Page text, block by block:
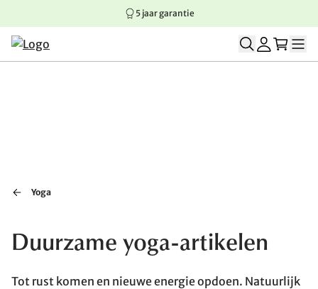
Springen naar hoofdinhoud
Springen naar hoofdnavigatie
Springen naar voettekst
5 jaar garantie
Yoga
Duurzame yoga-artikelen
Tot rust komen en nieuwe energie opdoen. Natuurlijk